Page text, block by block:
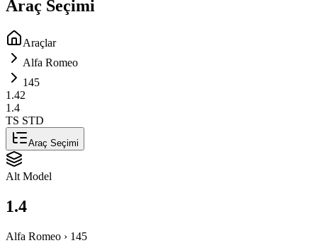
Araç Seçimi
Araçlar
Alfa Romeo
145
1.42
1.4
TS STD
Araç Seçimi
Alt Model
1.4
Alfa Romeo › 145